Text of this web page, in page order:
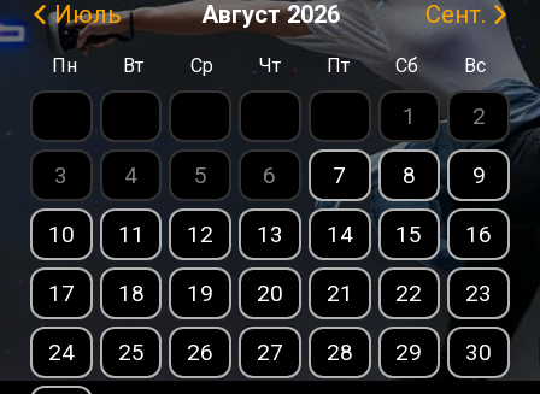
Июль Август 2026 Сент.
Пн Вт Ср Чт Пт Сб Вс
1 2
3 4 5 6 7 8 9
10 11 12 13 14 15 16
17 18 19 20 21 22 23
24 25 26 27 28 29 30